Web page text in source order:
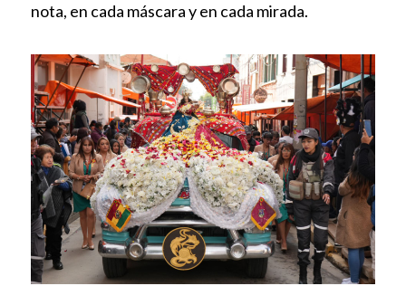
nota, en cada máscara y en cada mirada.